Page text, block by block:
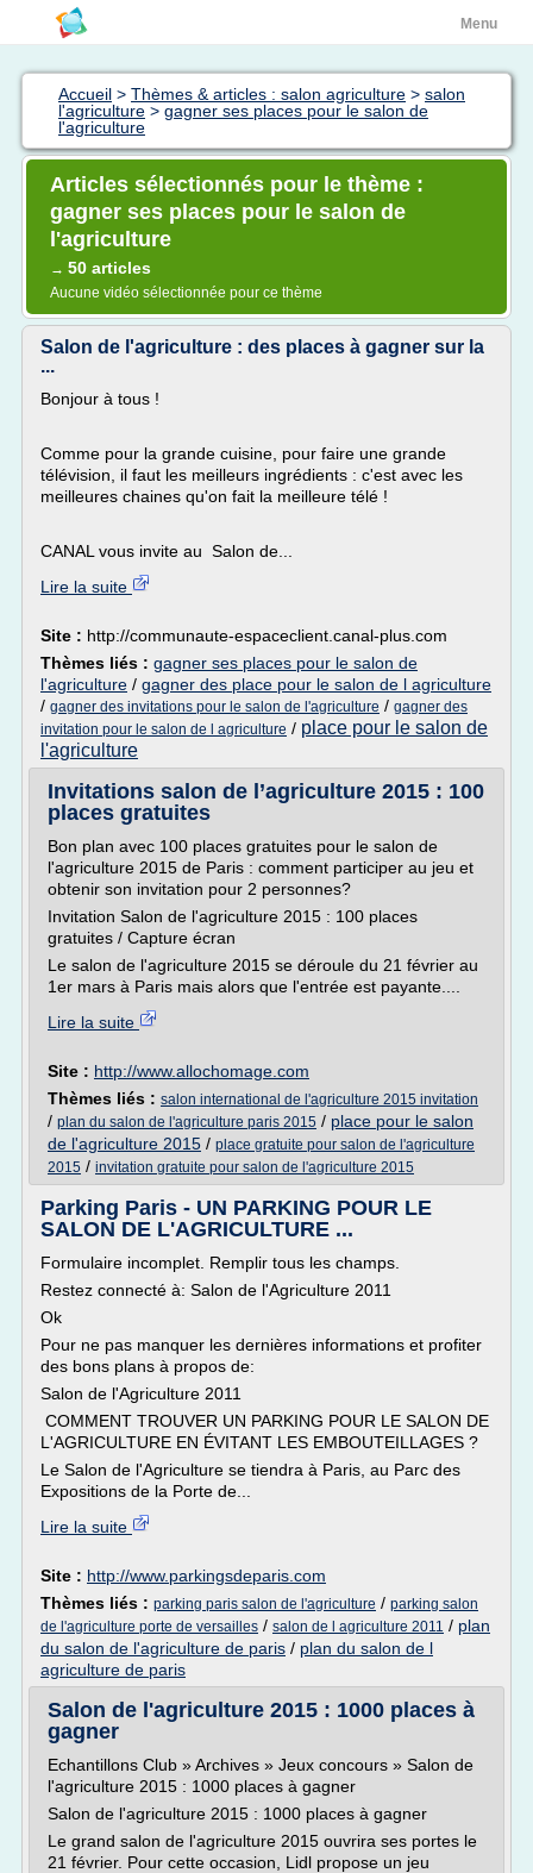
Menu
Accueil > Thèmes & articles : salon agriculture > salon
l'agriculture > gagner ses places pour le salon de
l'agriculture
Articles sélectionnés pour le thème :
gagner ses places pour le salon de
l'agriculture
→ 50 articles
Aucune vidéo sélectionnée pour ce thème
Salon de l'agriculture : des places à gagner sur la
...
Bonjour à tous !
Comme pour la grande cuisine, pour faire une grande
télévision, il faut les meilleurs ingrédients : c'est avec les
meilleures chaines qu'on fait la meilleure télé !
CANAL vous invite au Salon de...
Lire la suite
Site : http://communaute-espaceclient.canal-plus.com
Thèmes liés : gagner ses places pour le salon de
l'agriculture / gagner des place pour le salon de l agriculture
/ gagner des invitations pour le salon de l'agriculture / gagner des
invitation pour le salon de l agriculture / place pour le salon de
l'agriculture
Invitations salon de l’agriculture 2015 : 100
places gratuites
Bon plan avec 100 places gratuites pour le salon de
l'agriculture 2015 de Paris : comment participer au jeu et
obtenir son invitation pour 2 personnes?
Invitation Salon de l'agriculture 2015 : 100 places
gratuites / Capture écran
Le salon de l'agriculture 2015 se déroule du 21 février au
1er mars à Paris mais alors que l'entrée est payante....
Lire la suite
Site : http://www.allochomage.com
Thèmes liés : salon international de l'agriculture 2015 invitation
/ plan du salon de l'agriculture paris 2015 / place pour le salon
de l'agriculture 2015 / place gratuite pour salon de l'agriculture
2015 / invitation gratuite pour salon de l'agriculture 2015
Parking Paris - UN PARKING POUR LE
SALON DE L'AGRICULTURE ...
Formulaire incomplet. Remplir tous les champs.
Restez connecté à: Salon de l'Agriculture 2011
Ok
Pour ne pas manquer les dernières informations et profiter
des bons plans à propos de:
Salon de l'Agriculture 2011
COMMENT TROUVER UN PARKING POUR LE SALON DE
L'AGRICULTURE EN ÉVITANT LES EMBOUTEILLAGES ?
Le Salon de l'Agriculture se tiendra à Paris, au Parc des
Expositions de la Porte de...
Lire la suite
Site : http://www.parkingsdeparis.com
Thèmes liés : parking paris salon de l'agriculture / parking salon
de l'agriculture porte de versailles / salon de l agriculture 2011 / plan
du salon de l'agriculture de paris / plan du salon de l
agriculture de paris
Salon de l'agriculture 2015 : 1000 places à
gagner
Echantillons Club » Archives » Jeux concours » Salon de
l'agriculture 2015 : 1000 places à gagner
Salon de l'agriculture 2015 : 1000 places à gagner
Le grand salon de l'agriculture 2015 ouvrira ses portes le
21 février. Pour cette occasion, Lidl propose un jeu